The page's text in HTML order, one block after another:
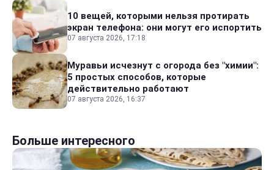
10 вещей, которыми нельзя протирать
экран телефона: они могут его испортить
07 августа 2026, 17:18
Муравьи исчезнут с огорода без "химии":
5 простых способов, которые
действительно работают
07 августа 2026, 16:37
Больше интересного